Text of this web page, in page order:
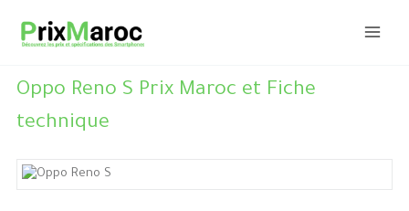
Oppo Reno S Prix Maroc et Fiche
technique